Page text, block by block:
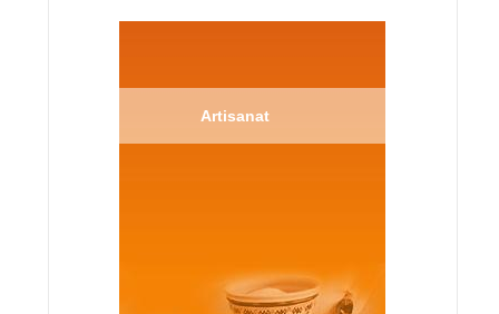
Artisanat